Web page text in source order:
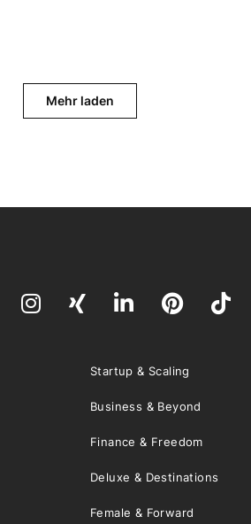
Mehr laden
Startup & Scaling
Business & Beyond
Finance & Freedom
Deluxe & Destinations
Female & Forward